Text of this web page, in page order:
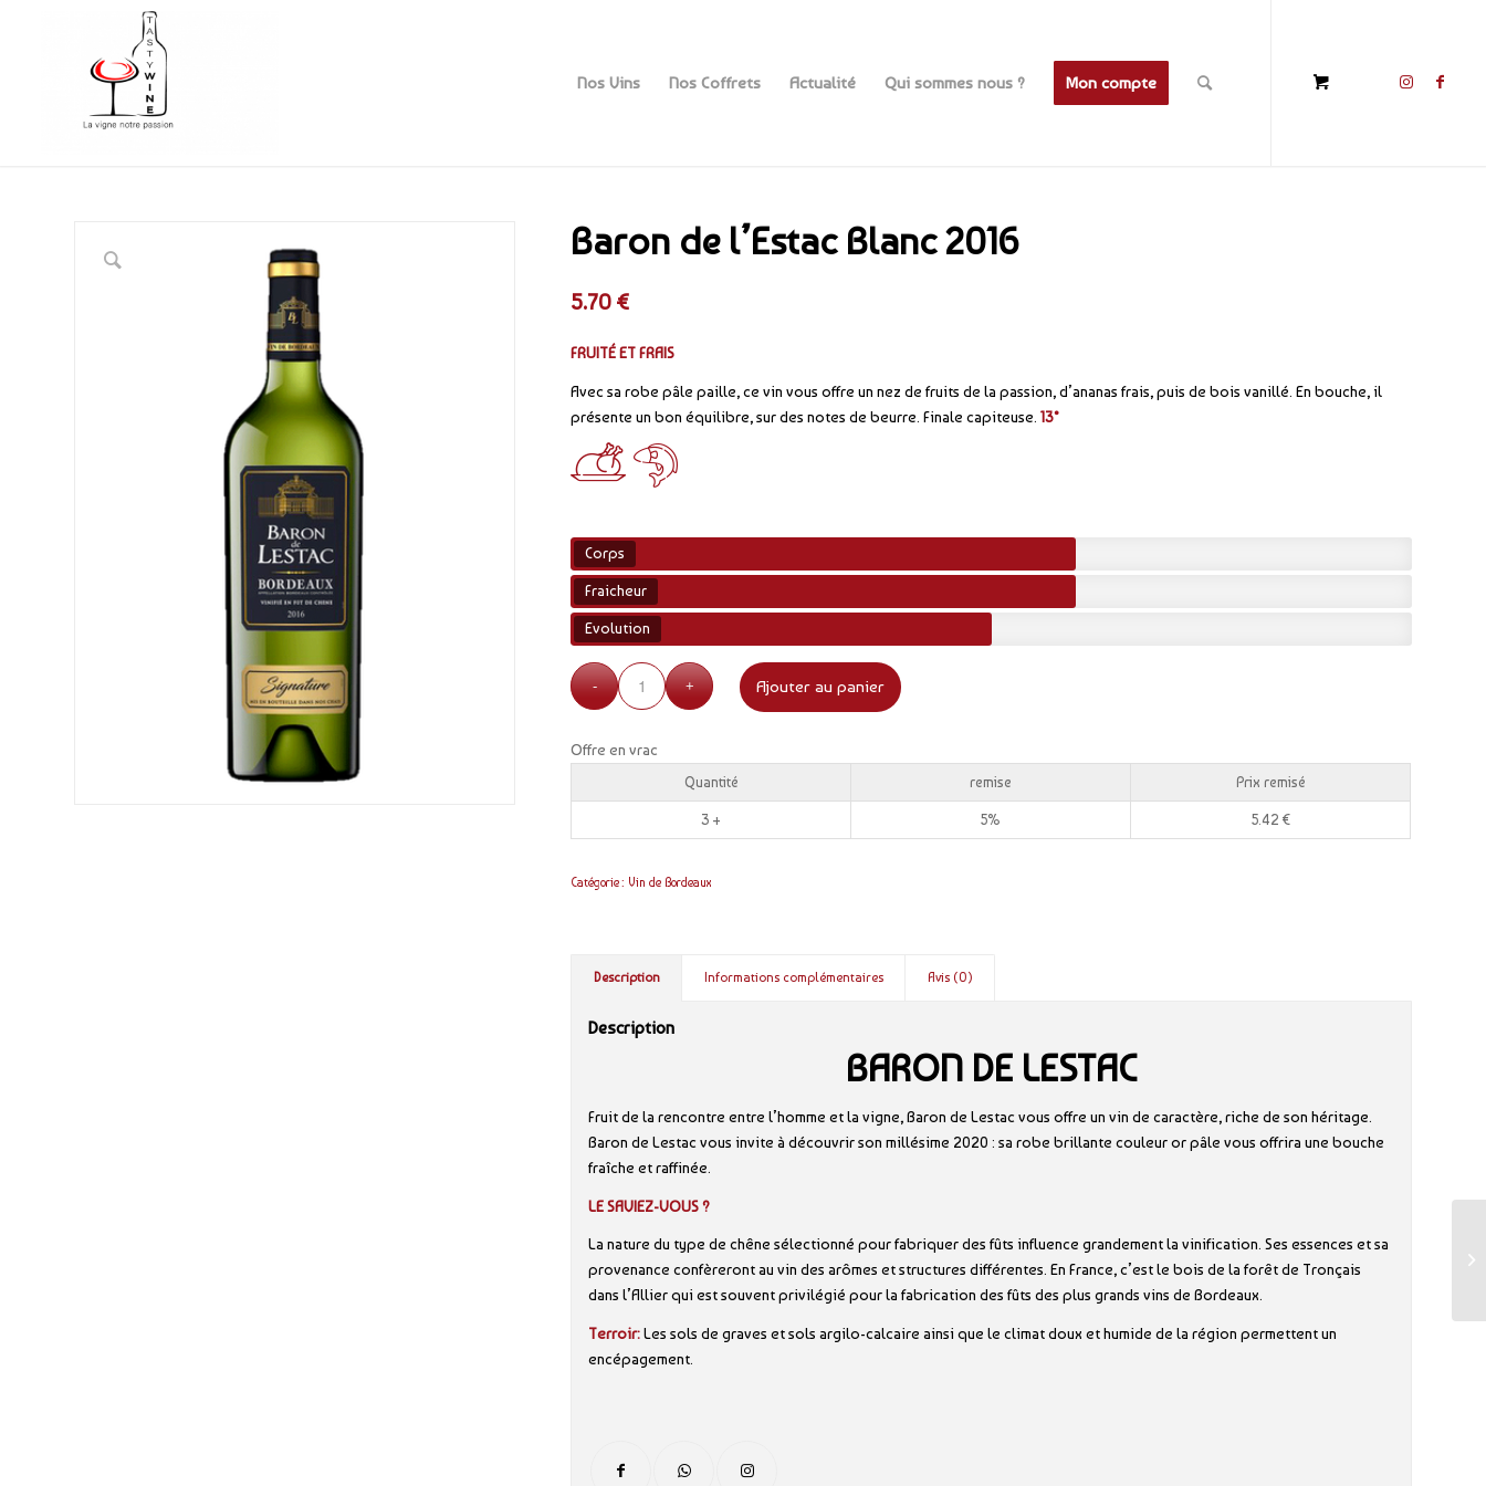
Nos Vins Nos Coffrets Actualité Qui sommes nous ? Mon compte
Baron de l’Estac Blanc 2016
5.70€
FRUITÉ ET FRAIS
Avec sa robe pâle paille, ce vin vous offre un nez de fruits de la passion, d’ananas frais, puis de bois vanillé. En bouche, il
présente un bon équilibre, sur des notes de beurre. Finale capiteuse.13°
Corps
Fraicheur
Evolution
Ajouter au panier
Offre en vrac
Quantité remise Prix remisé
3 + 5% 5.42 €
Catégorie : Vin de Bordeaux
Description Informations complémentaires Avis (0)
Description
BARON DE LESTAC
Fruit de la rencontre entre l’homme et la vigne, Baron de Lestac vous offre un vin de caractère, riche de son héritage.
Baron de Lestac vous invite à découvrir son millésime 2020 : sa robe brillante couleur or pâle vous offrira une bouche
fraîche et raffinée.
LE SAVIEZ-VOUS ?
La nature du type de chêne sélectionné pour fabriquer des fûts influence grandement la vinification. Ses essences et sa
provenance confèreront au vin des arômes et structures différentes. En France, c’est le bois de la forêt de Tronçais
dans l’Allier qui est souvent privilégié pour la fabrication des fûts des plus grands vins de Bordeaux.
Terroir:Les sols de graves et sols argilo-calcaire ainsi que le climat doux et humide de la région permettent un
encépagement.